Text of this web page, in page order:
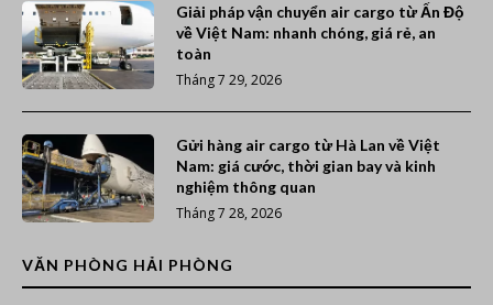
Giải pháp vận chuyển air cargo từ Ấn Độ
về Việt Nam: nhanh chóng, giá rẻ, an
toàn
Tháng 7 29, 2026
Gửi hàng air cargo từ Hà Lan về Việt
Nam: giá cước, thời gian bay và kinh
nghiệm thông quan
Tháng 7 28, 2026
VĂN PHÒNG HẢI PHÒNG